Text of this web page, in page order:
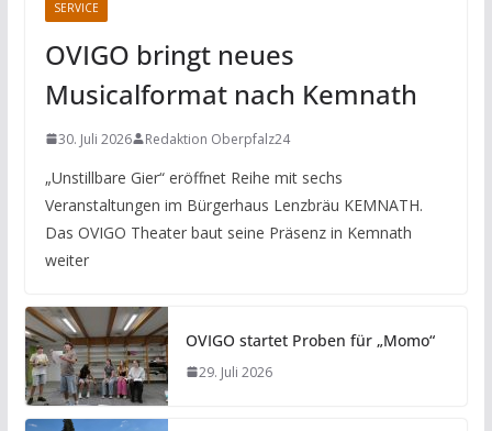
SERVICE
OVIGO bringt neues
Musicalformat nach Kemnath
30. Juli 2026 Redaktion Oberpfalz24
„Unstillbare Gier“ eröffnet Reihe mit sechs
Veranstaltungen im Bürgerhaus Lenzbräu KEMNATH.
Das OVIGO Theater baut seine Präsenz in Kemnath
weiter
OVIGO startet Proben für „Momo“
29. Juli 2026